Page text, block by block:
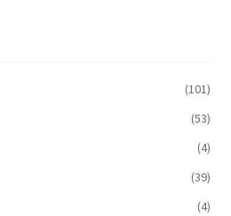
(101)
(53)
(4)
(39)
(4)